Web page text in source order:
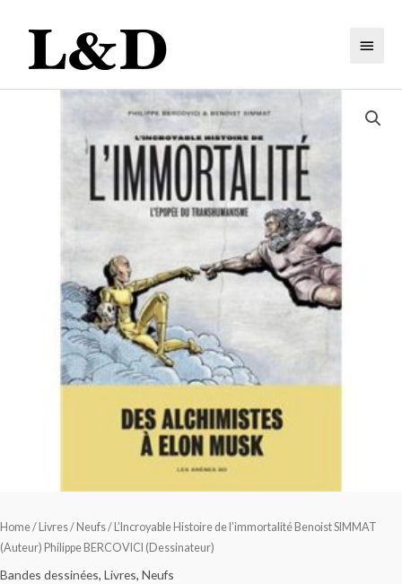
Home/ Livres/ Neufs/ L’Incroyable Histoire de l’immortalité Benoist SIMMAT
(Auteur) Philippe BERCOVICI (Dessinateur)
Bandes dessinées, Livres, Neufs